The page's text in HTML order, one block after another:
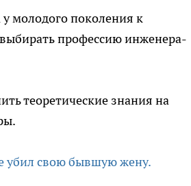
молодого поколения к
профессию инженера-
теоретические знания на
убил свою бывшую жену.